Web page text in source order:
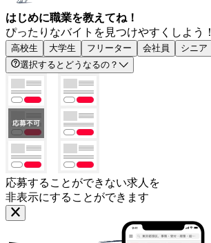
はじめに職業を教えてね！
ぴったりなバイトを見つけやすくしよう！
高校生 大学生 フリーター 会社員 シニア
選択するとどうなるの？
応募することができない求人を
非表示にすることができます